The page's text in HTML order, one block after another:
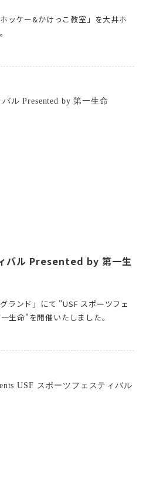
ッケー&かけっこ教室」を大井ホ
バル Presented by 第一生
ランド」にて "USF スポーツフェ
生命"を開催いたしました。